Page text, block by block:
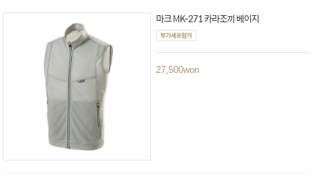
마크 MK-271 카라조끼 베이지
27,500won